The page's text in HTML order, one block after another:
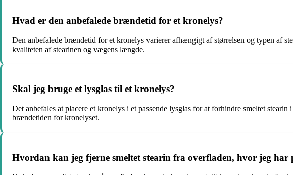
Hvad er den anbefalede brændetid for et kronelys?
Den anbefalede brændetid for et kronelys varierer afhængigt af størrelsen og typen af
kvaliteten af stearinen og vægens længde.
Skal jeg bruge et lysglas til et kronelys?
Det anbefales at placere et kronelys i et passende lysglas for at forhindre smeltet
brændetiden for kronelyset.
Hvordan kan jeg fjerne smeltet stearin fra overfladen, hvor jeg har